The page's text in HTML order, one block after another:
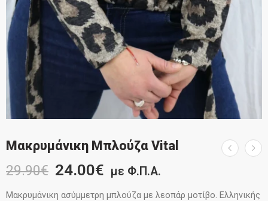
Μακρυμάνικη Μπλούζα Vital
29.90€ 24.00€ με Φ.Π.Α.
Μακρυμάνικη ασύμμετρη μπλούζα με λεοπάρ μοτίβο. Ελληνικής